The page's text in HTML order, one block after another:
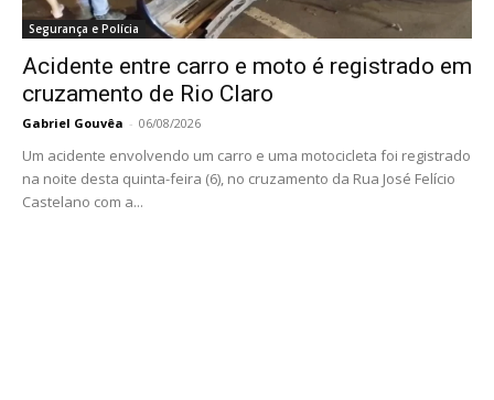
Segurança e Polícia
Acidente entre carro e moto é registrado em
cruzamento de Rio Claro
Gabriel Gouvêa - 06/08/2026
Um acidente envolvendo um carro e uma motocicleta foi registrado
na noite desta quinta-feira (6), no cruzamento da Rua José Felício
Castelano com a...